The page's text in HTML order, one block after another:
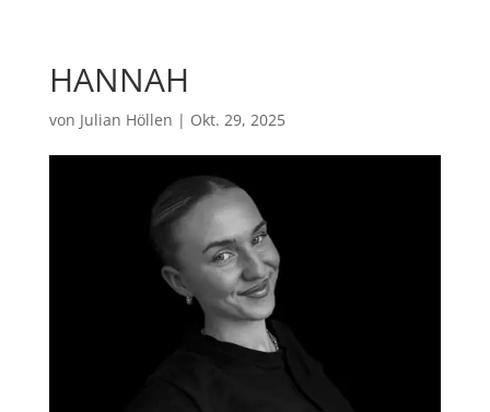
HANNAH
von Julian Höllen | Okt. 29, 2025